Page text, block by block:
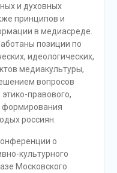
и духовных
принципов и
в медиасреде.
позиции по
идеологических,
медиакультуры,
вопросов
правового,
формирования
россиян.
о
культурного
Московского